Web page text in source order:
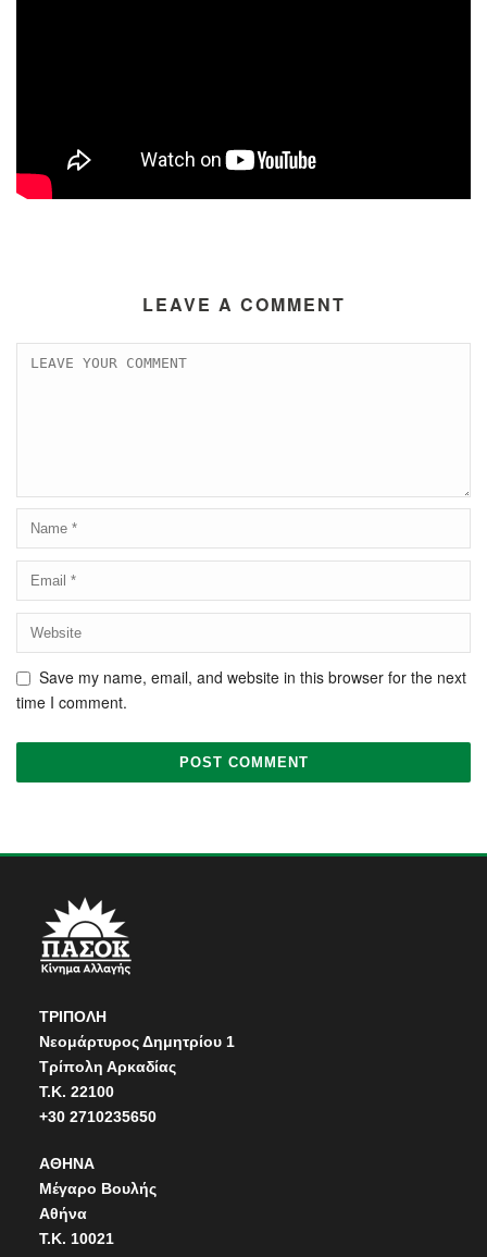
LEAVE A COMMENT
Save my name, email, and website in this browser for the next
time I comment.
ΤΡΙΠΟΛΗ
Νεομάρτυρος Δημητρίου 1
Τρίπολη Αρκαδίας
Τ.Κ. 22100
+30 2710235650
ΑΘΗΝΑ
Μέγαρο Βουλής
Αθήνα
Τ.Κ. 10021